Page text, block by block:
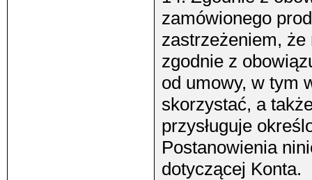
zamówionego
zastrzeżeniem,
zgodnie z
od umowy, w tym
skorzystać, a
przysługuje
Postanowienia
dotyczącej Konta.